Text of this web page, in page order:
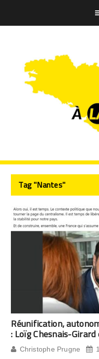
Tag "Nantes"
Réunification,
: Loïg Chesnais-
Christophe Prugne